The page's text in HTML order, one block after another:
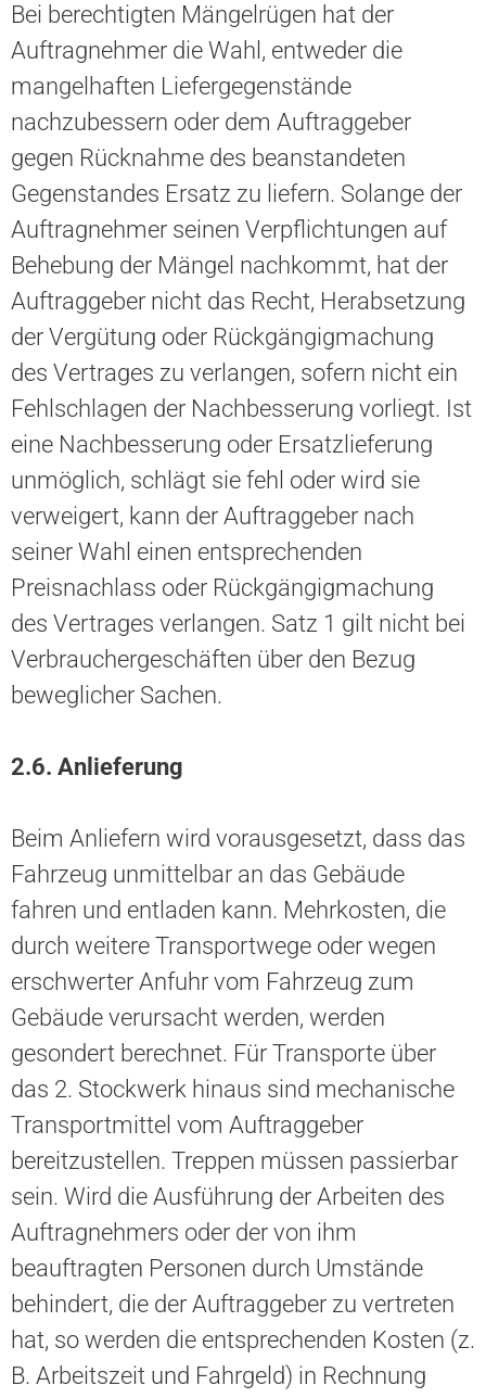
Bei berechtigten Mängelrügen hat der
Auftragnehmer die Wahl, entweder die
mangelhaften Liefergegenstände
nachzubessern oder dem Auftraggeber
gegen Rücknahme des beanstandeten
Gegenstandes Ersatz zu liefern. Solange der
Auftragnehmer seinen Verpflichtungen auf
Behebung der Mängel nachkommt, hat der
Auftraggeber nicht das Recht, Herabsetzung
der Vergütung oder Rückgängigmachung
des Vertrages zu verlangen, sofern nicht ein
Fehlschlagen der Nachbesserung vorliegt. Ist
eine Nachbesserung oder Ersatzlieferung
unmöglich, schlägt sie fehl oder wird sie
verweigert, kann der Auftraggeber nach
seiner Wahl einen entsprechenden
Preisnachlass oder Rückgängigmachung
des Vertrages verlangen. Satz 1 gilt nicht bei
Verbrauchergeschäften über den Bezug
beweglicher Sachen.
2.6. Anlieferung
Beim Anliefern wird vorausgesetzt, dass das
Fahrzeug unmittelbar an das Gebäude
fahren und entladen kann. Mehrkosten, die
durch weitere Transportwege oder wegen
erschwerter Anfuhr vom Fahrzeug zum
Gebäude verursacht werden, werden
gesondert berechnet. Für Transporte über
das 2. Stockwerk hinaus sind mechanische
Transportmittel vom Auftraggeber
bereitzustellen. Treppen müssen passierbar
sein. Wird die Ausführung der Arbeiten des
Auftragnehmers oder der von ihm
beauftragten Personen durch Umstände
behindert, die der Auftraggeber zu vertreten
hat, so werden die entsprechenden Kosten (z.
B. Arbeitszeit und Fahrgeld) in Rechnung